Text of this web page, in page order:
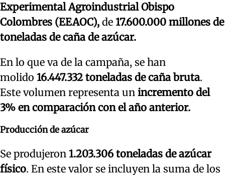
Experimental Agroindustrial Obispo
Colombres (EEAOC), de 17.600.000 millones de
toneladas de caña de azúcar.
En lo que va de la campaña, se han
molido 16.447.332 toneladas de caña bruta.
Este volumen representa un incremento del
3% en comparación con el año anterior.
Producción de azúcar
Se produjeron 1.203.306 toneladas de azúcar
físico. En este valor se incluyen la suma de los